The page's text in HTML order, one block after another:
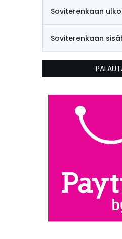
Soviterenkaan
Soviterenkaan